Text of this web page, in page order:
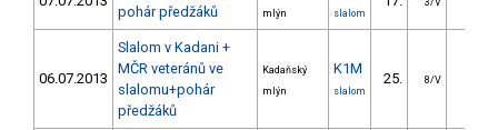
pohár předžáků
mlýn
slalom
3/V
06.07.2013
Slalom v Kadani +
MČR veteránů ve
slalomu+pohár
předžáků
Kadaňský
mlýn
K1M
slalom
25. 8/V